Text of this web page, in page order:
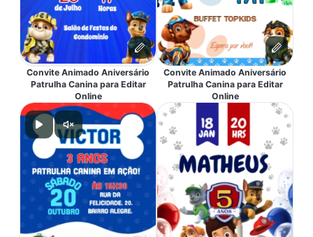
Convite Animado Aniversário
Patrulha Canina para Editar
Online
Convite Animado Aniversário
Patrulha Canina para Editar
Online